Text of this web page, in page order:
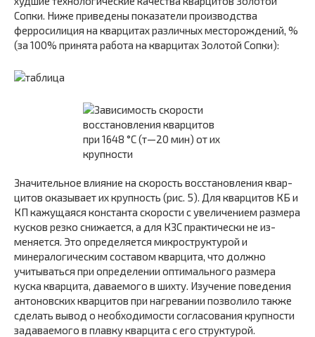
Сопки. Ниже приведены показатели производства
ферросилиция на кварцитах различных место­рождений, %
(за 100% принята работа на кварцитах Золотой Сопки):
Значительное влияние на скорость восстановления квар­
цитов оказывает их крупность (рис. 5). Для кварцитов КБ и
КП кажущаяся константа скорости с увеличением разме­ра
кусков резко снижается, а для КЗС практически не из­
меняется. Это определяется микроструктурой и
минерало­гическим составом кварцита, что должно
учитываться при определении оптимального размера
куска кварцита, давае­мого в шихту. Изучение поведения
антоновских кварцитов при нагревании позволило также
сделать вывод о необходимости согласования крупности
задаваемо­го в плавку кварцита с его структурой.